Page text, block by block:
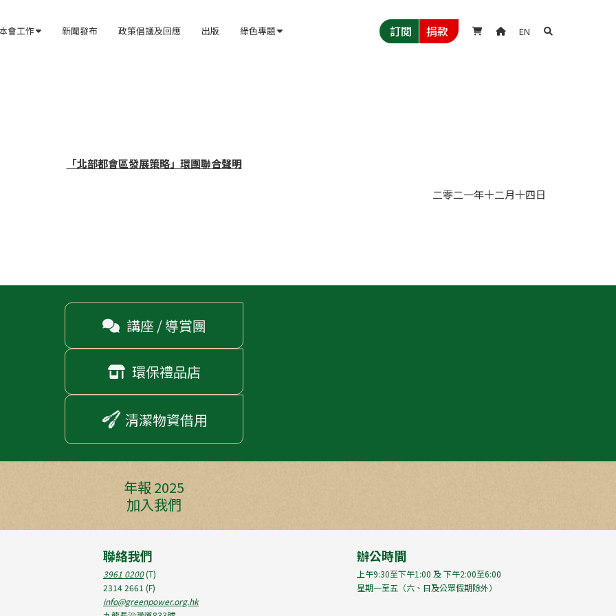
會工作  新聞發布 政策倡議及回應 出版 綠色專題  訂閱 捐款   EN 
「北部都會區發展策略」環團聯合聲明
二零二一年十二月十四日
 講座 / 導賞團
 環保禮品店
清潔物資借用
年報 2025
加入我們
聯絡我們
3961 0200(T)
2314 2661 (F)
info@greenpower.org.hk
辦公時間
上午9:30至下午1:00 及 下午2:00至6:00
星期一至五（六、日及公眾假期除外）